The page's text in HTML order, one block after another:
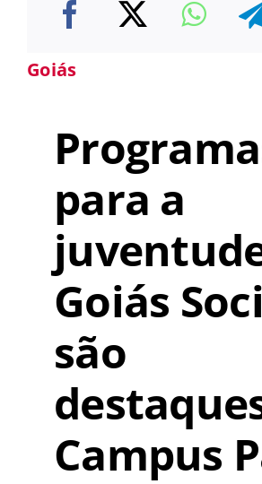
Goiás
para a
Goiás
são
Campus